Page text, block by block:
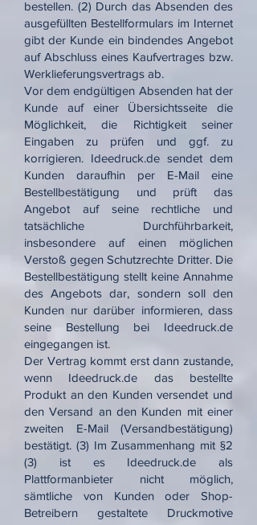
bestellen. (2) Durch das Absenden des
ausgefüllten Bestellformulars im Internet
gibt der Kunde ein bindendes Angebot
auf Abschluss eines Kaufvertrages bzw.
Werklieferungsvertrags ab.
Vor dem endgültigen Absenden hat der
Kunde auf einer Übersichtsseite die
Möglichkeit, die Richtigkeit seiner
Eingaben zu prüfen und ggf. zu
korrigieren. Ideedruck.de sendet dem
Kunden daraufhin per E-Mail eine
Bestellbestätigung und prüft das
Angebot auf seine rechtliche und
tatsächliche Durchführbarkeit,
insbesondere auf einen möglichen
Verstoß gegen Schutzrechte Dritter. Die
Bestellbestätigung stellt keine Annahme
des Angebots dar, sondern soll den
Kunden nur darüber informieren, dass
seine Bestellung bei Ideedruck.de
eingegangen ist.
Der Vertrag kommt erst dann zustande,
wenn Ideedruck.de das bestellte
Produkt an den Kunden versendet und
den Versand an den Kunden mit einer
zweiten E-Mail (Versandbestätigung)
bestätigt. (3) Im Zusammenhang mit §2
(3) ist es Ideedruck.de als
Plattformanbieter nicht möglich,
sämtliche von Kunden oder Shop-
Betreibern gestaltete Druckmotive